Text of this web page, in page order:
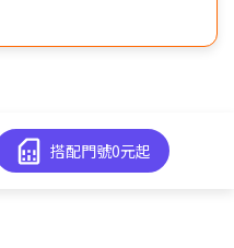
搭配門號0元起